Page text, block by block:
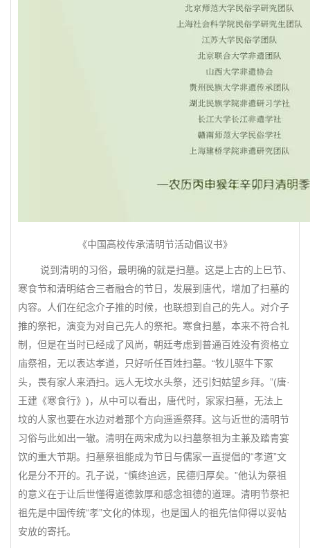
《中国高校传承清明节活动倡议书》
说到清明的习俗，最明确的就是扫墓。这是上古的上巳节、
寒食节和清明结合三者融合的节日，发展到唐代，增加了扫墓的
内容。人们在纪念介子推的时候，也联想到自己的先人。对介子
推的祭祀，演变为对自己先人的祭祀。寒食扫墓，本来不符合礼
制，但是在当时已经成了风尚，朝廷考虑到普通百姓没有资格立
庙祭祖，无以表达孝道，只好听任百姓扫墓。“牧儿驱牛下冢
头，畏有家人来洒扫。远人无坟水头祭，还引妇姑望乡拜。”(唐·
王建《寒食行》)，从中可以看出，唐代时，家家扫墓，无法上
坟的人家也要在水边对着那个方向遥遥祭拜。这与近世的清明节
习俗与此如出一辙。清明在两宋成为以扫墓祭祖为主兼及踏青宴
饮的重大节期。扫墓祭祖能成为节日与儒家一直提倡的“孝道”文
化是分不开的。孔子说，“慎终追远，民德归厚矣。”他认为祭祖
的意义在于让后世懂得道德敦厚和感念祖德的道理。清明节祭祀
祖先是中国传统“孝”文化的体现，也是国人的祖先信仰得以妥帖
安放的寄托。